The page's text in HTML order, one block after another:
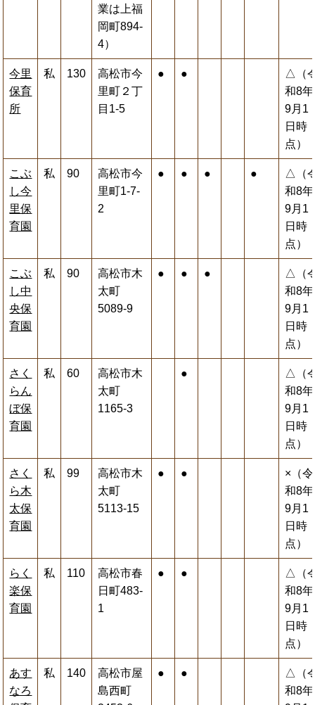
業は上福
岡町894‐
4）
今里
保育
所
私 130
高松市今
里町２丁
目1-5
● ●
△（
和8年
9月1
日時
点）
こぶ
し今
里保
育園
私 90
高松市今
里町1-7-
2
● ● ● ●
△（
和8年
9月1
日時
点）
こぶ
し中
央保
育園
私 90
高松市木
太町
5089-9
● ● ●
△（
和8年
9月1
日時
点）
さく
らん
ぼ保
育園
私 60
高松市木
太町
1165-3
●
△（
和8年
9月1
日時
点）
さく
ら木
太保
育園
私 99
高松市木
太町
5113-15
● ●
×（令
和8年
9月1
日時
点）
らく
楽保
育園
私 110
高松市春
日町483-
1
● ●
△（
和8年
9月1
日時
点）
あす
なろ
私 140
高松市屋
島西町
● ●
△（
和8年